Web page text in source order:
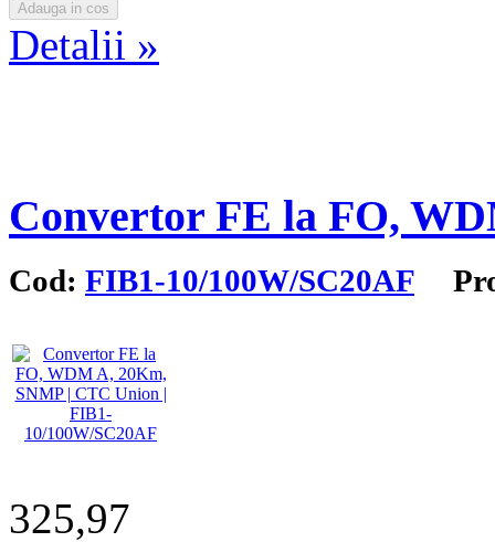
Detalii »
Convertor FE la FO,
Cod: FIB1-10/100W/SC20AF
325,97